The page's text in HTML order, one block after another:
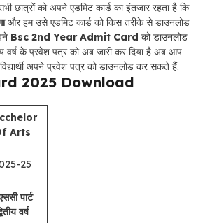
छात्रों को अपने एडमिट कार्ड का इंतजार रहता है कि
और हम उसे एडमिट कार्ड को किस तरीके से डाउनलोड
Bsc 2nd Year Admit Card को डाउनलोड
वर्ष के प्रवेश पत्र को अब जारी कर दिया है अब आप
अपने प्रवेश पत्र को डाउनलोड कर सकते हैं.
2025 Download
Arts
25
पार्ट
वर्ष